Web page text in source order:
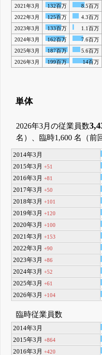
2021年3月
132百万 8.5百万
2022年3月
125百万 4.3百万
2023年3月
133百万 1.1百万
2024年3月
162百万 7.6百万
2025年3月
187百万 5.6百万
2026年3月
199百万 14百万
単体
2026年3月の従業員数
名）、臨時1,600 名（前
2014年3月
2015年3月+51
2016年3月+81
2017年3月+50
2018年3月+101
2019年3月+120
2020年3月+100
2021年3月+153
2022年3月+90
2023年3月+86
2024年3月+52
2025年3月+61
2026年3月+104
臨時従業員数
2014年3月
2015年3月+864
2016年3月+420